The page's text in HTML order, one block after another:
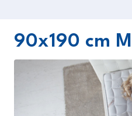
90x190 cm